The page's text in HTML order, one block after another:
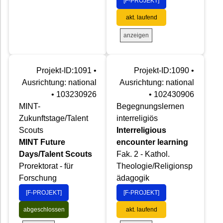
akt. laufend
anzeigen
Projekt-ID:1091 •
Ausrichtung: national
• 103230926
MINT-
Zukunftstage/Talent
Scouts
MINT Future
Days/Talent Scouts
Prorektorat - für
Forschung
[F-PROJEKT]
abgeschlossen
Projekt-ID:1090 •
Ausrichtung: national
• 102430906
Begegnungslernen
interreligiös
Interreligious
encounter learning
Fak. 2 - Kathol.
Theologie/Religionsp
ädagogik
[F-PROJEKT]
akt. laufend